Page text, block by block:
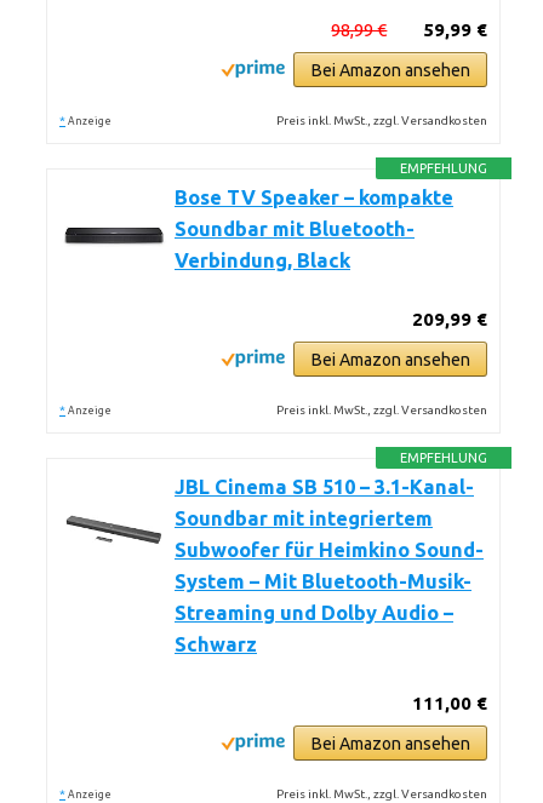
59,99 €
98,99 €
Bei Amazon ansehen
* Anzeige Preis inkl. MwSt., zzgl. Versandkosten
EMPFEHLUNG
Bose TV Speaker – kompakte
Soundbar mit Bluetooth-
Verbindung, Black
209,99 €
Bei Amazon ansehen
* Anzeige Preis inkl. MwSt., zzgl. Versandkosten
EMPFEHLUNG
JBL Cinema SB 510 – 3.1-Kanal-
Soundbar mit integriertem
Subwoofer für Heimkino Sound-
System – Mit Bluetooth-Musik-
Streaming und Dolby Audio –
Schwarz
111,00 €
Bei Amazon ansehen
* Anzeige Preis inkl. MwSt., zzgl. Versandkosten